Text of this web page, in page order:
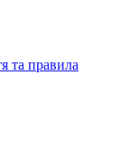
та правила